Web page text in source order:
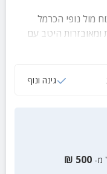
מול נופי הכרמל
ומאובזרות היטב עם
פסטורלית נעימה.
גינה ונוף
מ- 500
₪